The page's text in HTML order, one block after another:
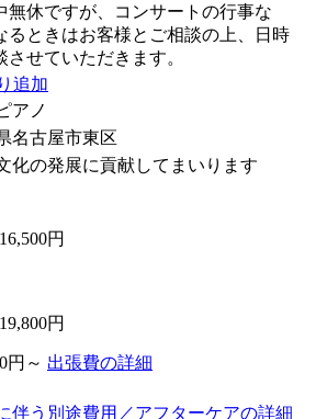
無休ですが、コンサートの行事な
るときはお客様とご相談の上、日時
させていただきます。
追加
アノ
名古屋市東区
化の発展に貢献してまいります
円
円
円～ 出張費の詳細
伴う別途費用／アフターケアの詳細